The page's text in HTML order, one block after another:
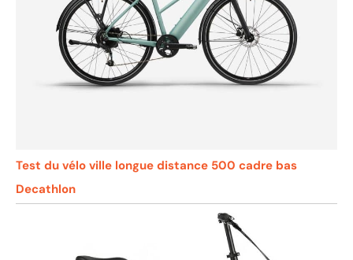
Test du vélo ville longue distance 500 cadre bas
Decathlon